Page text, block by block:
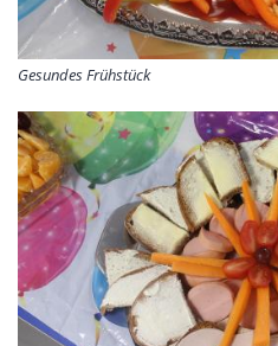
Gesundes Frühstück